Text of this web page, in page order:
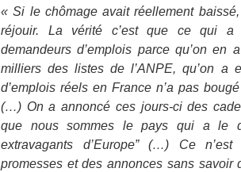
« Si le chômage avait réellement
réjouir. La vérité c’est que ce qui a
demandeurs d’emplois parce qu’on en
milliers des listes de l’ANPE, qu’on a
d’emplois réels en France n’a pas
(…) On a annoncé ces jours-ci des
que nous sommes le pays qui a le
extravagants d’Europe” (…) Ce
promesses et des annonces sans savoir